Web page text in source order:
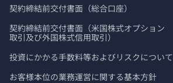
契約締結前交付書面（総合口座）
契約締結前交付書面（米国株式オプション
取引及び外国株式信用取引）
投資にかかる手数料等およびリスクについて
お客様本位の業務運営に関する基本方針